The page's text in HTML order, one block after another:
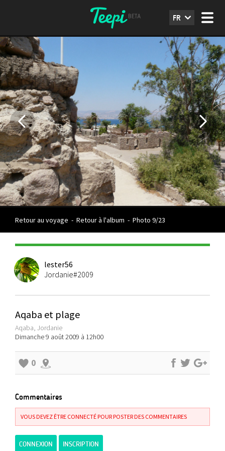
FR
Retour au voyage - Retour à l'album - Photo 9/23
lester56
Jordanie#2009
Aqaba et plage
Aqaba, Jordanie
Dimanche 9 août 2009 à 12h00
0
Commentaires
VOUS DEVEZ ÊTRE CONNECTÉ POUR POSTER DES COMMENTAIRES
CONNEXION INSCRIPTION